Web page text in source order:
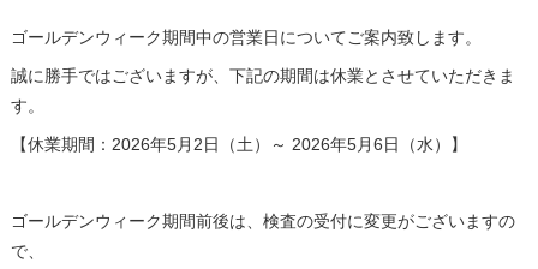
ゴールデンウィーク期間中の営業日についてご案内致します。
誠に勝手ではございますが、下記の期間は休業とさせていただきま
す。
【休業期間：2026年5月2日（土）～ 2026年5月6日（水）】
ゴールデンウィーク期間前後は、検査の受付に変更がございますの
で、